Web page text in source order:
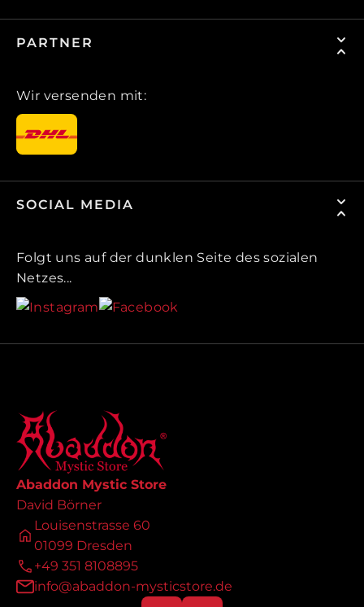
PARTNER
Wir versenden mit:
SOCIAL MEDIA
Folgt uns auf der dunklen Seite des sozialen
Netzes...
Abaddon Mystic Store
David Börner
Louisenstrasse 60
01099 Dresden
+49 351 8108895
info@abaddon-mysticstore.de